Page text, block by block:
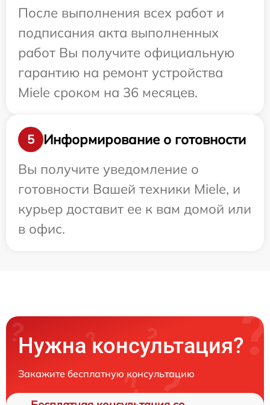
После выполнения всех работ и
подписания акта выполненных
работ Вы получите официальную
гарантию на ремонт устройства
Miele сроком на 36 месяцев.
5
Информирование о готовности
Вы получите уведомление о
готовности Вашей техники Miele, и
курьер доставит ее к вам домой или
в офис.
Нужна консультация?
Закажите бесплатную консультацию